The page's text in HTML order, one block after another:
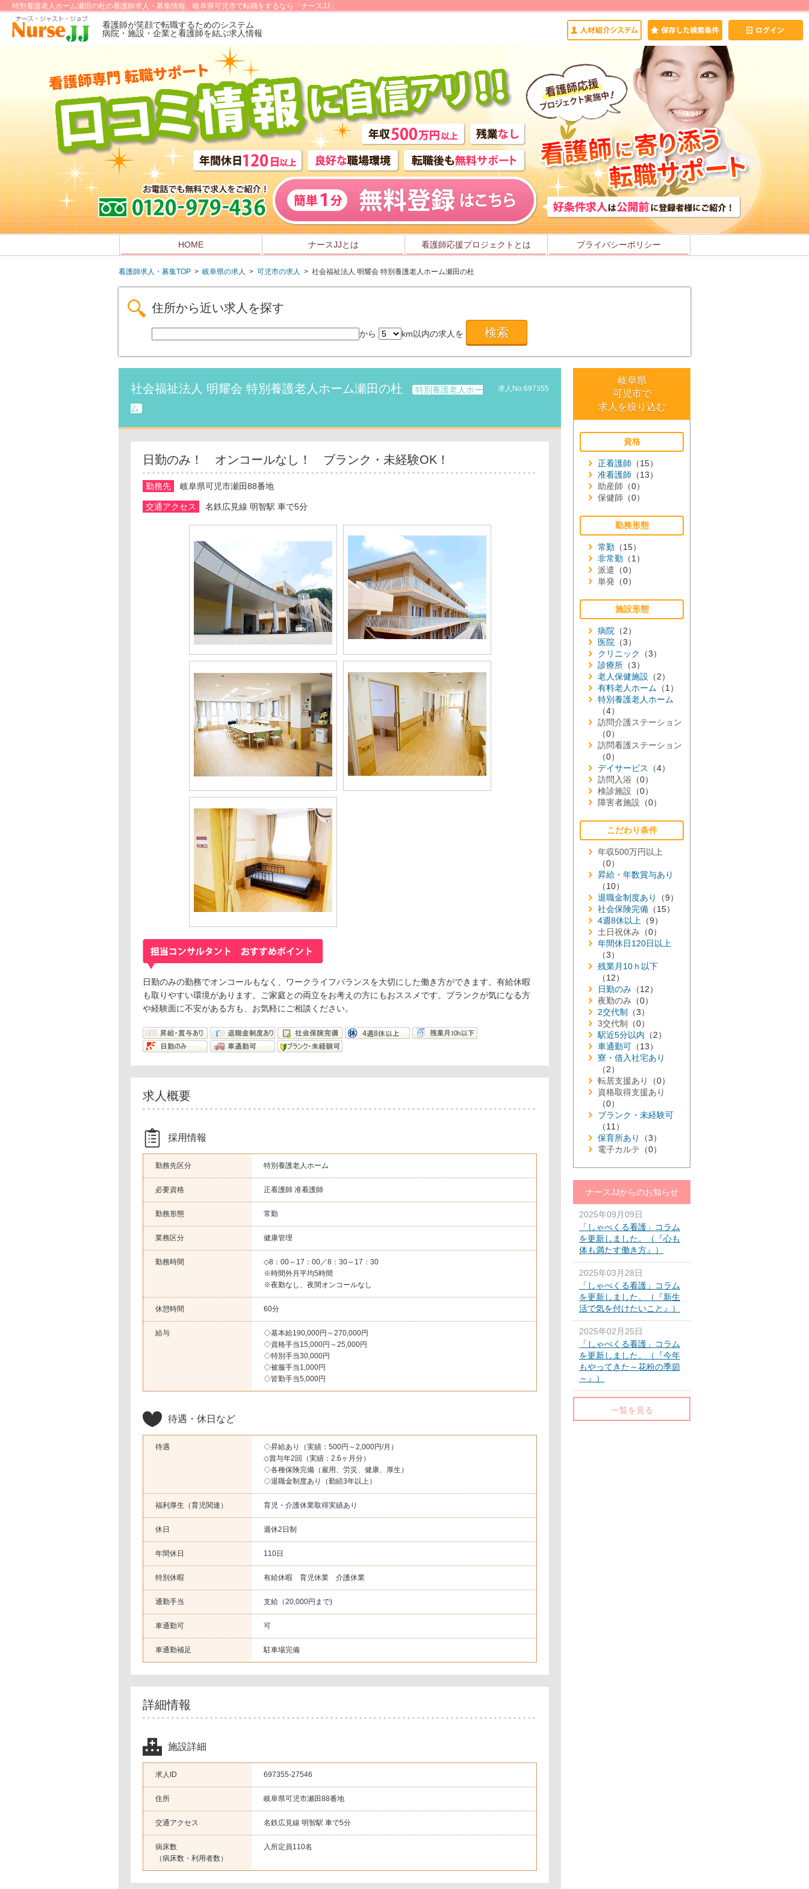
特別養護老人ホーム瀬田の杜の看護師求人・募集情報、岐阜県可児市で転職をするなら「ナースJJ」
看護師が笑顔で転職するためのシステム
病院・施設・企業と看護師を結ぶ求人情報
HOME ナースJJとは 看護師応援プロジェクトとは プライバシーポリシー
看護師求人・募集TOP > 岐阜県の求人 > 可児市の求人 > 社会福祉法人 明耀会 特別養護老人ホーム瀬田の杜
住所から近い求人を探す
から km以内の求人を
岐阜県
可児市で
求人を絞り込む
資格
正看護師 （15）
准看護師 （13）
助産師 （0）
保健師 （0）
勤務形態
常勤 （15）
非常勤 （1）
派遣 （0）
単発 （0）
施設形態
病院 （2）
医院 （3）
クリニック
（3）
診療所 （3）
老人保健施設 （2）
有料老人ホーム （1）
特別養護老人ホーム
（4）
訪問介護ステーション
（0）
訪問看護ステーション
（0）
デイサービス
（4）
訪問入浴 （0）
検診施設 （0）
障害者施設 （0）
こだわり条件
年収500万円以上
（0）
昇給・年数賞与あり
（10）
退職金制度あり
（9）
社会保険完備 （15）
4週8休以上 （9）
土日祝休み （0）
年間休日120日以上
（3）
残業月10ｈ以下
（12）
日勤のみ （12）
夜勤のみ （0）
2交代制
（3）
3交代制
（0）
駅近5分以内 （2）
車通勤可 （13）
寮・借入社宅あり
（2）
転居支援あり
（0）
資格取得支援あり
（0）
ブランク・未経験可
（11）
保育所あり
（3）
電子カルテ （0）
ナースJJからのお知らせ
2025年09月09日
「しゃべくる看護」コラム
を更新しました。（『心も
体も満たす働き方』）
2025年03月28日
「しゃべくる看護」コラム
を更新しました。（『新生
活で気を付けたいこと』）
2025年02月25日
「しゃべくる看護」コラム
を更新しました。（『今年
もやってきた～花粉の季節
～』）
一覧を見る
社会福祉法人 明耀会 特別養護老人ホーム瀬田の杜
特別養護老人ホー
ム
求人No.697355
日勤のみ！ オンコールなし！ ブランク・未経験OK！
勤務先 岐阜県可児市瀬田88番地
交通アクセス 名鉄広見線 明智駅 車で5分
日勤のみの勤務でオンコールもなく、ワークライフバランスを大切にした働き方ができます。有給休暇
も取りやすい環境があります。ご家庭との両立をお考えの方にもおススメです。ブランクが気になる方
や経験面に不安がある方も、お気軽にご相談ください。
求人概要
採用情報
勤務先区分 特別養護老人ホーム
必要資格 正看護師 准看護師
勤務形態 常勤
業務区分 健康管理
勤務時間
◇8：00～17：00／8：30～17：30
※時間外月平均5時間
※夜勤なし、夜間オンコールなし
休憩時間 60分
給与
◇基本給190,000円～270,000円
◇資格手当15,000円～25,000円
◇特別手当30,000円
◇被服手当1,000円
◇皆勤手当5,000円
待遇・休日など
待遇
◇昇給あり（実績：500円～2,000円/月）
◇賞与年2回（実績：2.6ヶ月分）
◇各種保険完備（雇用、労災、健康、厚生）
◇退職金制度あり（勤続3年以上）
福利厚生（育児関連） 育児・介護休業取得実績あり
休日 週休2日制
年間休日 110日
特別休暇 有給休暇 育児休業 介護休業
通勤手当 支給（20,000円まで)
車通勤可 可
車通勤補足 駐車場完備
詳細情報
施設詳細
求人ID 697355-27546
住所 岐阜県可児市瀬田88番地
交通アクセス 名鉄広見線 明智駅 車で5分
病床数
（病床数・利用者数）
入所定員110名